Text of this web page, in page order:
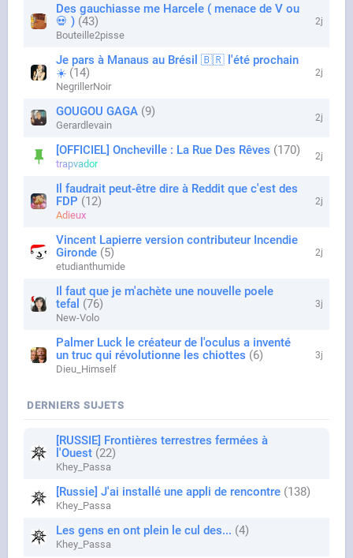
Des gauchiasse me Harcele ( menace de V ou
💀 ) 43
Bouteille2pisse
2j
Je pars à Manaus au Brésil 🇧🇷 l'été prochain
☀️ 14
NegrillerNoir
2j
GOUGOU GAGA 9
Gerardlevain
2j
[OFFICIEL] Oncheville : La Rue Des Rêves 170
trapvador
2j
Il faudrait peut-être dire à Reddit que c'est des
FDP
12
Adieux
2j
Vincent Lapierre version contributeur Incendie
Gironde 5
etudianthumide
2j
Il faut que je m'achète une nouvelle poele
tefal
76
New-Volo
3j
Palmer Luck le créateur de l'oculus a inventé
un truc qui révolutionne les chiottes
6
Dieu_Himself
3j
DERNIERS SUJETS
[RUSSIE] Frontières terrestres fermées à
l'Ouest 22
Khey_Passa
[Russie] J'ai installé une appli de rencontre 138
Khey_Passa
Les gens en ont plein le cul des... 4
Khey_Passa